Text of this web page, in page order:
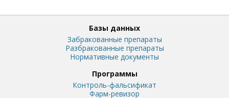
Базы данных
Забракованные препараты
Разбракованные препараты
Нормативные документы
Программы
Контроль-фальсификат
Фарм-ревизор